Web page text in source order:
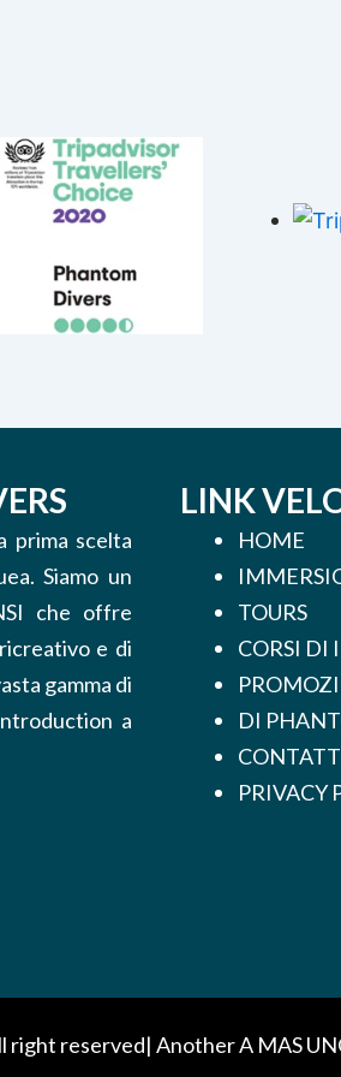
prima scelta
Siamo un
che offre
e di
gamma di
a
LINK
HOME
TOURS
CORSI DI
DI
PRIVACY
right reserved| AnotherA MAS